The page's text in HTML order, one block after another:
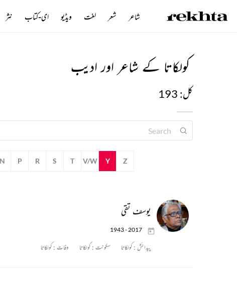
کولکاتا کے شاعر اور ادیب
کل: 193
N P R S T V/W Y Z
یوسف تقی
1943 - 2017
پیدائش : کولکاتا سکونت : کولکاتا وفات : کولکاتا
شاعر شعر لغت ویڈیو ای-کتاب نثر